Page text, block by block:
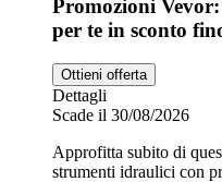
Promozioni
per te in sconto
Ottieni offerta
Dettagli
Scade il 30/08/2026
Approfitta subito di
strumenti idraulici con